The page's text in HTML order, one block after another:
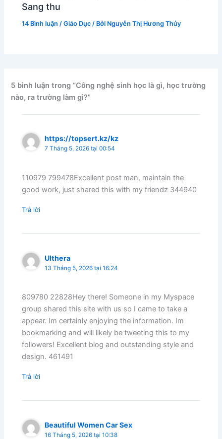
Sang thu
14 Bình luận /Giáo Dục / Bởi Nguyễn Thị Hương Thủy
5 bình luận trong “Công nghệ sinh học là gì, học trường
nào, ra trường làm gì?”
https://topsert.kz/kz
7 Tháng 5, 2026 tại 00:54
110979 799478Excellent post man, maintain the
good work, just shared this with my friendz 344940
Trả lời
Ulthera
13 Tháng 5, 2026 tại 16:24
809780 22828Hey there! Someone in my Myspace
group shared this site with us so I came to take a
appear. Im certainly enjoying the information. Im
bookmarking and will likely be tweeting this to my
followers! Excellent blog and outstanding style and
design. 461491
Trả lời
Beautiful Women Car Sex
16 Tháng 5, 2026 tại 10:38